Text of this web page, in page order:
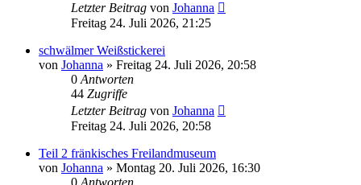
Letzter Beitrag von Johanna
Freitag 24. Juli 2026, 21:25
schwälmer Weißstickerei
von Johanna » Freitag 24. Juli 2026, 20:58
0 Antworten
44 Zugriffe
Letzter Beitrag von Johanna
Freitag 24. Juli 2026, 20:58
Teil 2 fränkisches Freilandmuseum
von Johanna » Montag 20. Juli 2026, 16:30
0 Antworten